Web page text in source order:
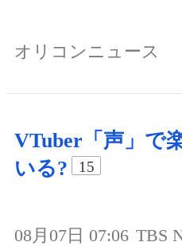
オリコンニュース
VTuber「声」で
いる?
15
08月07日 07:06 TBS